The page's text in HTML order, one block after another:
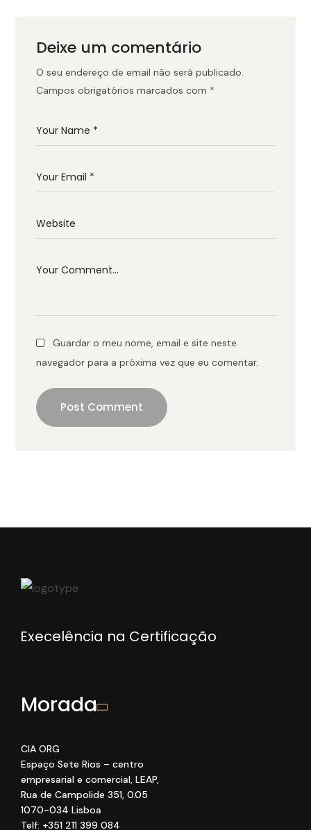
Deixe um comentário
O seu endereço de email não será publicado.
Campos obrigatórios marcados com *
Guardar o meu nome, email e site neste
navegador para a próxima vez que eu comentar.
Post Comment
Execelência na Certificação
Morada
CIA ORG
Espaço Sete Rios – centro
empresarial e comercial, LEAP,
Rua de Campolide 351, 0.05
1070-034 Lisboa
Telf: +351 211 399 084